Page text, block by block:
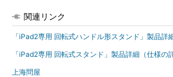
関連リンク
「iPad2専用 回転式ハンドル形スタンド」製品詳
「iPad2専用 回転式スタンド」製品詳細（仕様の
上海問屋